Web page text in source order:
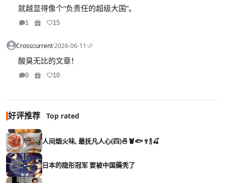
就越显得像个“负责任的超级大国”。
1 15
Crosscurrent·2026-06-11·
酸臭无比的文章！
0 10
好评推荐 Top rated
人间烟火味, 最抚凡人心(四)🍜🦞🐟🍷🍾🍒
日本的隐形冠军 要被中国薅秃了